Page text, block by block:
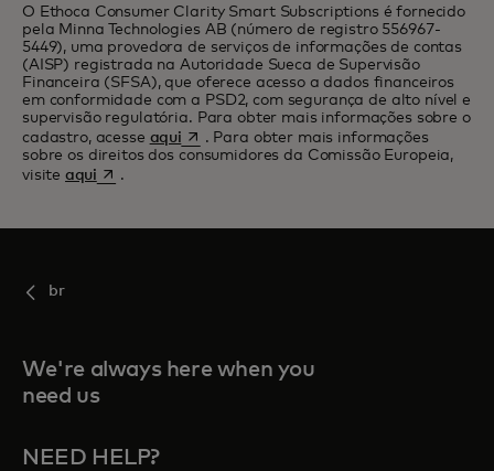
O Ethoca Consumer Clarity Smart Subscriptions é fornecido
pela Minna Technologies AB (número de registro 556967-
5449), uma provedora de serviços de informações de contas
(AISP) registrada na Autoridade Sueca de Supervisão
Financeira (SFSA), que oferece acesso a dados financeiros
em conformidade com a PSD2, com segurança de alto nível e
supervisão regulatória. Para obter mais informações sobre o
cadastro, acesse aquiopens in a new tab
. Para obter mais informações
sobre os direitos dos consumidores da Comissão Europeia,
visiteaquiopens in a new tab
.
br
We're always here when you
need us
NEED HELP?